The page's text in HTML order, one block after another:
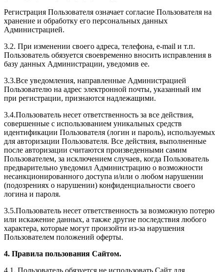
Регистрация Пользователя означает согласие Пользователя на
хранение и обработку его персональных данных
Администрацией.
3.2. При изменении своего адреса, телефона, e-mail и т.п.
Пользователь обязуется своевременно вносить исправления в
базу данных Администрации, уведомив ее.
3.3.Все уведомления, направленные Администрацией
Пользователю на адрес электронной почты, указанный им
при регистрации, признаются надлежащими.
3.4.Пользователь несет ответственность за все действия,
совершенные с использованием уникальных средств
идентификации Пользователя (логин и пароль), используемых
для авторизации Пользователя. Все действия, выполненные
после авторизации считаются произведенными самим
Пользователем, за исключением случаев, когда Пользователь
предварительно уведомил Администрацию о возможности
несанкционированного доступа и/или о любом нарушении
(подозрениях о нарушении) конфиденциальности своего
логина и пароля.
3.5.Пользователь несет ответственность за возможную потерю
или искажение данных, а также другие последствия любого
характера, которые могут произойти из-за нарушения
Пользователем положений оферты.
4. Правила пользования Сайтом.
4.1. Пользователь обязуется не использовать Сайт для